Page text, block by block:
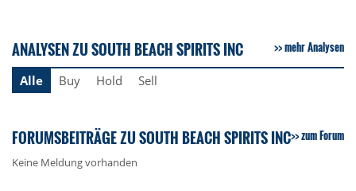
ANALYSEN ZU SOUTH BEACH SPIRITS INC mehr Analysen
Alle Buy Hold Sell
FORUMSBEITRÄGE ZU SOUTH BEACH SPIRITS INC zum Forum
Keine Meldung vorhanden